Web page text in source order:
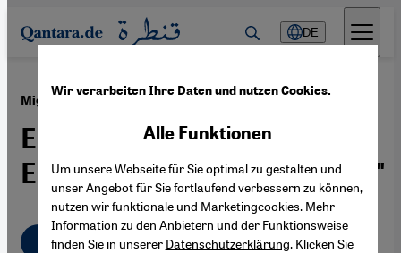
Direkt zum Inhalt springen
DE
Migrationsmuseum in Köln ·06.12.2019
Ein "Haus der
Einwanderungsgesellschaft"
Deutsch English
Wir verarbeiten Ihre Daten und nutzen Cookies.
Alle Funktionen
Um unsere Webseite für Sie optimal zu gestalten und
unser Angebot für Sie fortlaufend verbessern zu können,
nutzen wir funktionale und Marketingcookies. Mehr
Information zu den Anbietern und der Funktionsweise
finden Sie in unserer Datenschutzerklärung. Klicken Sie